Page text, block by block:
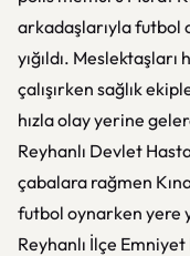
arkadaşlarıyla futbol
yığıldı.
çalışırken sağlık
hızla olay yerine
Reyhanlı Devlet
çabalara rağmen
futbol oynarken yere
Reyhanlı İlçe